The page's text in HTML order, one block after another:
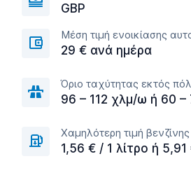
GBP
Μέση τιμή ενοικίασης
29 € ανά ημέρα
Όριο ταχύτητας εκτός
96 – 112 χλμ/ω ή 60
Χαμηλότερη τιμή βενζίνης
1,56 € / 1 λίτρο ή